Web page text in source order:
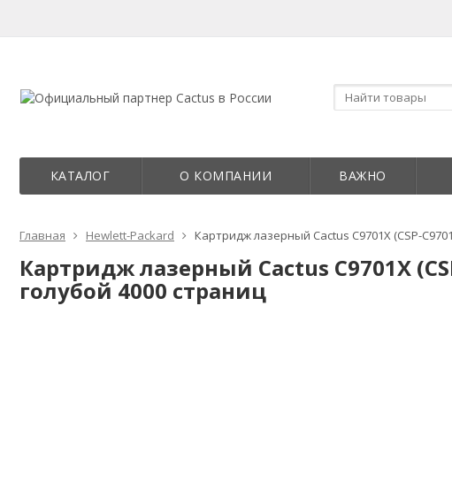
КАТАЛОГ О КОМПАНИИ ВАЖНО
Главная Hewlett-Packard Картридж лазерный Cactus C9701X (CSP-
Картридж лазерный Cactus C9701X
голубой 4000 страниц